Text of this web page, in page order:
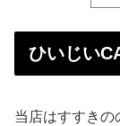
ひいじい
当店はすすきの